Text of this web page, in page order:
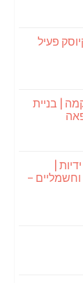
פעיל
| בניית
|
וחשמליים –